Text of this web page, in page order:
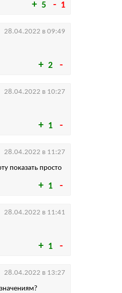
5 1
2
28.04.2022 в 09:49
1
28.04.2022 в 10:27
1
показать просто
28.04.2022 в 11:27
1
28.04.2022 в 11:41
28.04.2022 в 13:27